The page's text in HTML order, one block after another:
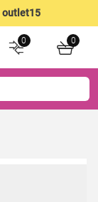
outlet15
0 0